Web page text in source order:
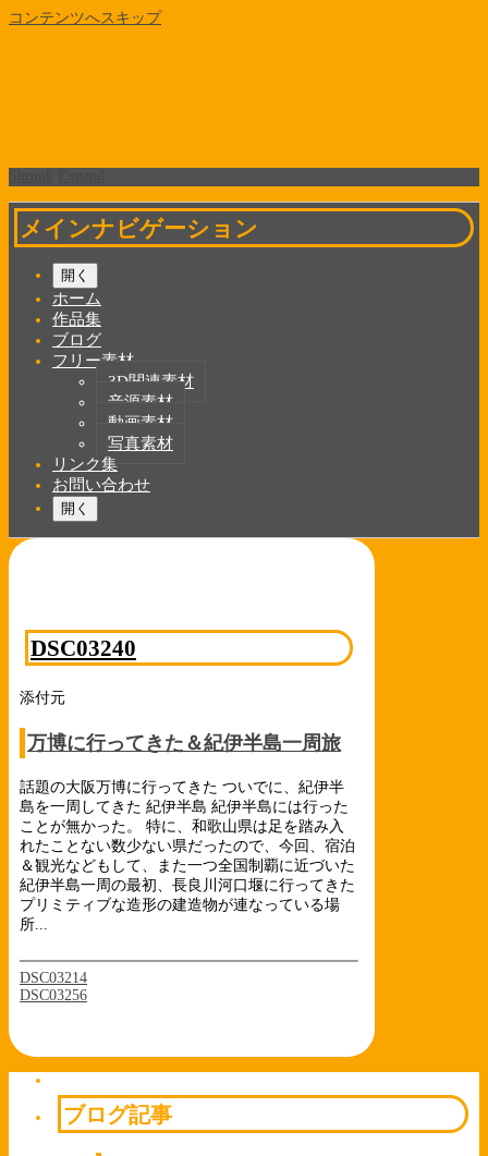
コンテンツへスキップ
メインナビゲーション
開く
ホーム
作品集
ブログ
フリー素材
3D関連素材
音源素材
動画素材
写真素材
リンク集
お問い合わせ
開く
DSC03240
添付元
万博に行ってきた＆紀伊半島一周旅
話題の大阪万博に行ってきた ついでに、紀伊半
島を一周してきた 紀伊半島 紀伊半島には行った
ことが無かった。 特に、和歌山県は足を踏み入
れたことない数少ない県だったので、今回、宿泊
＆観光などもして、また一つ全国制覇に近づいた
紀伊半島一周の最初、長良川河口堰に行ってきた
プリミティブな造形の建造物が連なっている場
所...
DSC03214
DSC03256
ブログ記事